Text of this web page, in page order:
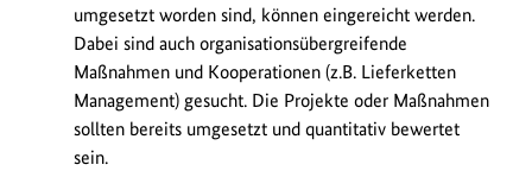
Umweltkommunikation
ausgezeichnet.
umgesetzt worden sind, können eingereicht werden.
Dabei sind auch organisationsübergreifende
Maßnahmen und Kooperationen (z.B. Lieferketten
Management) gesucht. Die Projekte oder Maßnahmen
sollten bereits umgesetzt und quantitativ bewertet
sein.